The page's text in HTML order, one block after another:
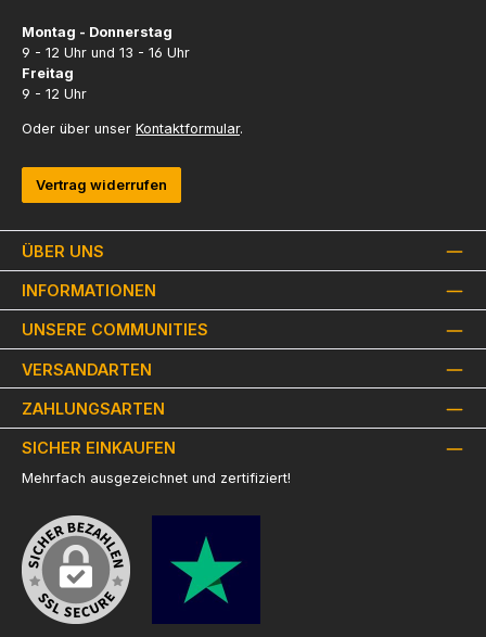
ÜBER UNS
INFORMATIONEN
Montag - Donnerstag
9 - 12 Uhr und 13 - 16 Uhr
Freitag
9 - 12 Uhr
Oder über unser Kontaktformular.
Vertrag widerrufen
UNSERE COMMUNITIES
VERSANDARTEN
ZAHLUNGSARTEN
SICHER EINKAUFEN
Mehrfach ausgezeichnet und zertifiziert!